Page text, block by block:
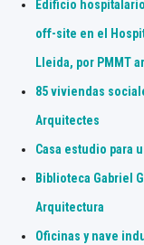
Edificio
off-site en el
Lleida, por PMMT
85 viviendas
Arquitectes
Casa estudio para
Biblioteca Gabriel
Arquitectura
Oficinas y nave